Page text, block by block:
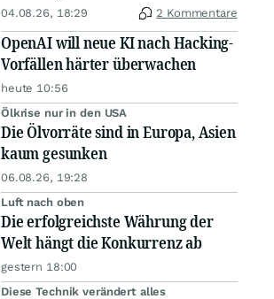
04.08.26, 18:29 2 Kommentare
OpenAI will neue KI nach Hacking-
Vorfällen härter überwachen
heute 10:56
Ölkrise nur in den USA
Die Ölvorräte sind in Europa, Asien
kaum gesunken
06.08.26, 19:28
Luft nach oben
Die erfolgreichste Währung der
Welt hängt die Konkurrenz ab
gestern 18:00
Diese Technik verändert alles